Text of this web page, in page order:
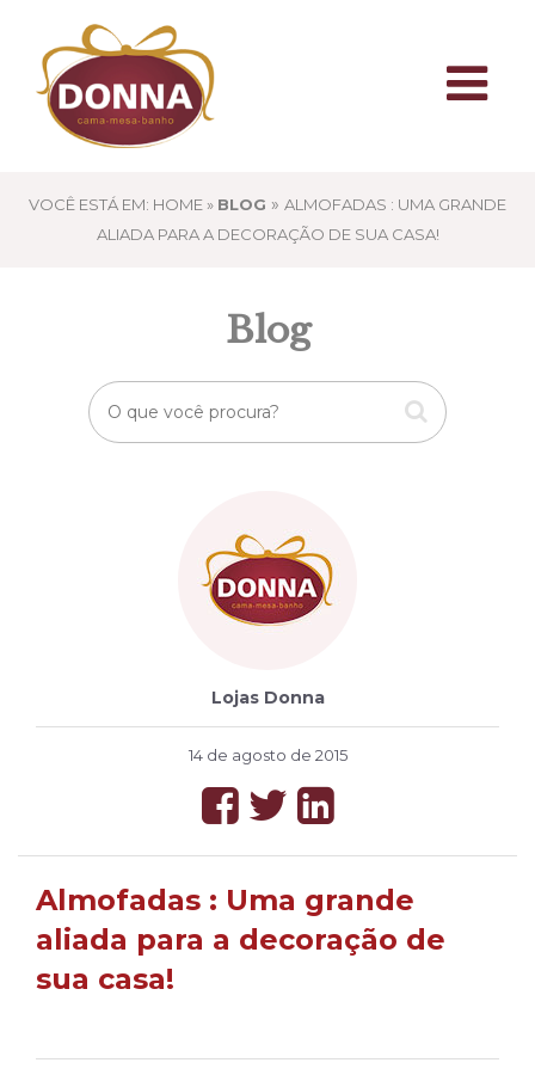
VOCÊ ESTÁ EM: HOME » BLOG » ALMOFADAS : UMA GRANDE
ALIADA PARA A DECORAÇÃO DE SUA CASA!
Blog
Lojas Donna
14 de agosto de 2015
Almofadas : Uma grande
aliada para a decoração de
sua casa!